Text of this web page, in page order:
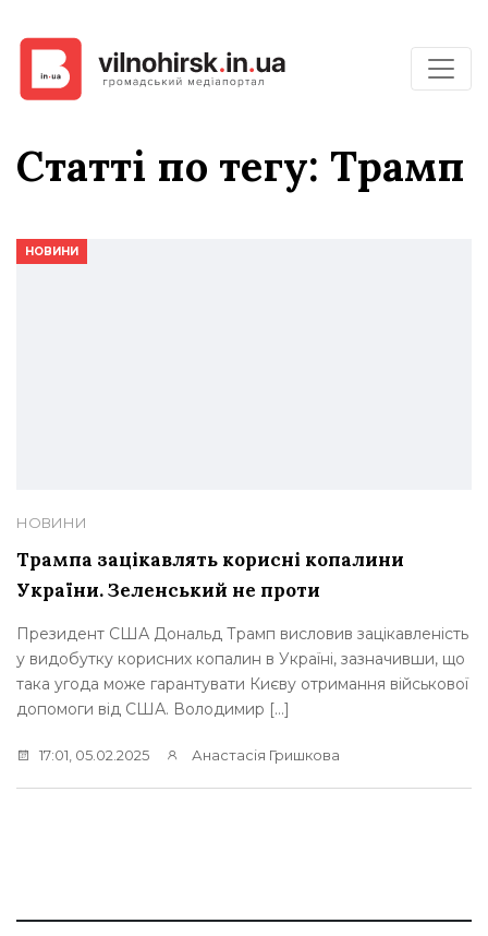
Статті по тегу: Трамп
НОВИНИ
НОВИНИ
Трампа зацікавлять корисні копалини
України. Зеленський не проти
Президент США Дональд Трамп висловив зацікавленість
у видобутку корисних копалин в Україні, зазначивши, що
така угода може гарантувати Києву отримання військової
допомоги від США. Володимир […]
17:01, 05.02.2025 Анастасія Гришкова